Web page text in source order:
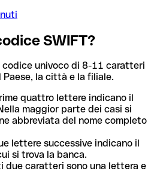
SWIFT?
codice univoco di 8-11 caratteri
la città e la filiale.
quattro lettere indicano il
maggior parte dei casi si
abbreviata del nome completo
lettere successive indicano il
si trova la banca.
due caratteri sono una lettera e